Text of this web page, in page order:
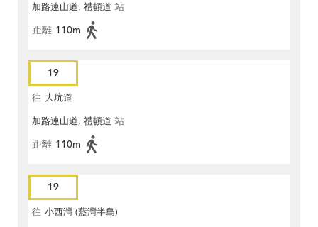
加路連山道, 禮頓道 站
距離 110m
19
往 大坑道
加路連山道, 禮頓道 站
距離 110m
19
往 小西灣 (藍灣半島)